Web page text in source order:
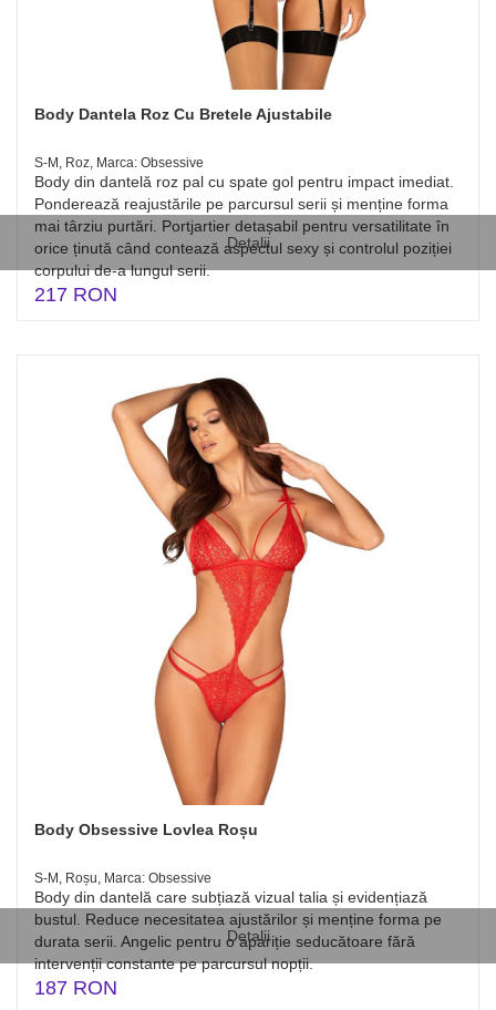
Detalii
Body Dantela Roz Cu Bretele Ajustabile
S-M, Roz, Marca: Obsessive
Body din dantelă roz pal cu spate gol pentru impact imediat.
Ponderează reajustările pe parcursul serii și menține forma
mai târziu purtări. Portjartier detașabil pentru versatilitate în
orice ținută când contează aspectul sexy și controlul poziției
corpului de-a lungul serii.
217 RON
Detalii
Body Obsessive Lovlea Roșu
S-M, Roșu, Marca: Obsessive
Body din dantelă care subțiază vizual talia și evidențiază
bustul. Reduce necesitatea ajustărilor și menține forma pe
durata serii. Angelic pentru o apariție seducătoare fără
intervenții constante pe parcursul nopții.
187 RON